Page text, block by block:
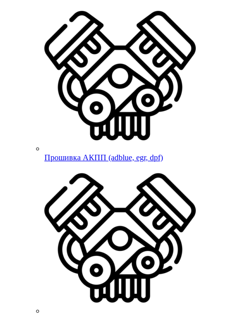
Прошивка АКПП (adblue, egr, dpf)